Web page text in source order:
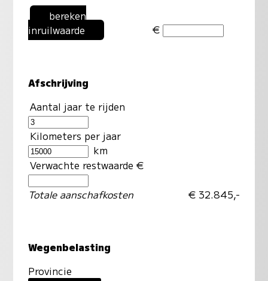
bereken
inruilwaarde
€
Afschrijving
Aantal jaar te rijden
Kilometers per jaar
km
Verwachte restwaarde €
Totale aanschafkosten € 32.845,-
Wegenbelasting
Provincie